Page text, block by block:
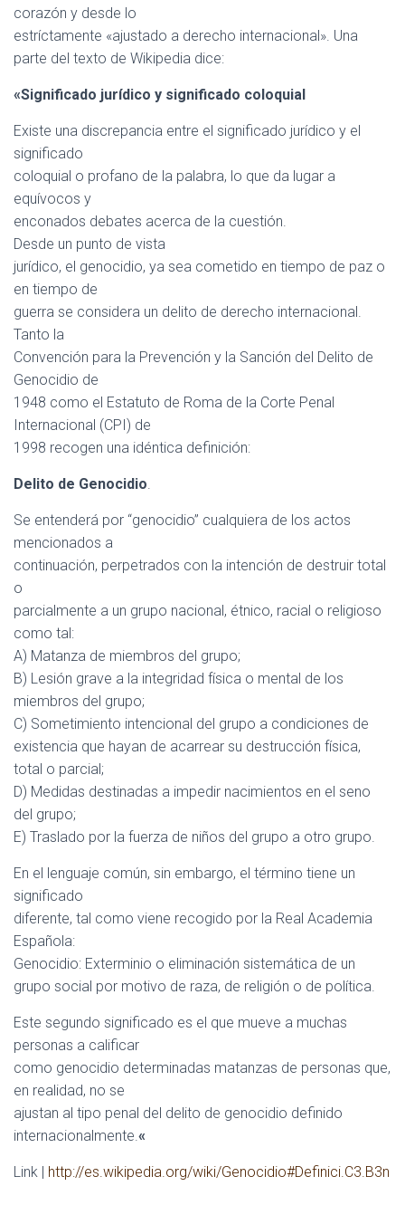
corazón y desde lo
estríctamente «ajustado a derecho internacional». Una
parte del texto de Wikipedia dice:
«Significado jurídico y significado coloquial
Existe una discrepancia entre el significado jurídico y el
significado
coloquial o profano de la palabra, lo que da lugar a
equívocos y
enconados debates acerca de la cuestión.
Desde un punto de vista
jurídico, el genocidio, ya sea cometido en tiempo de paz o
en tiempo de
guerra se considera un delito de derecho internacional.
Tanto la
Convención para la Prevención y la Sanción del Delito de
Genocidio de
1948 como el Estatuto de Roma de la Corte Penal
Internacional (CPI) de
1998 recogen una idéntica definición:
Delito de Genocidio.
Se entenderá por “genocidio” cualquiera de los actos
mencionados a
continuación, perpetrados con la intención de destruir total
o
parcialmente a un grupo nacional, étnico, racial o religioso
como tal:
A) Matanza de miembros del grupo;
B) Lesión grave a la integridad física o mental de los
miembros del grupo;
C) Sometimiento intencional del grupo a condiciones de
existencia que hayan de acarrear su destrucción física,
total o parcial;
D) Medidas destinadas a impedir nacimientos en el seno
del grupo;
E) Traslado por la fuerza de niños del grupo a otro grupo.
En el lenguaje común, sin embargo, el término tiene un
significado
diferente, tal como viene recogido por la Real Academia
Española:
Genocidio: Exterminio o eliminación sistemática de un
grupo social por motivo de raza, de religión o de política.
Este segundo significado es el que mueve a muchas
personas a calificar
como genocidio determinadas matanzas de personas que,
en realidad, no se
ajustan al tipo penal del delito de genocidio definido
internacionalmente.«
Link | http://es.wikipedia.org/wiki/Genocidio#Definici.C3.B3n